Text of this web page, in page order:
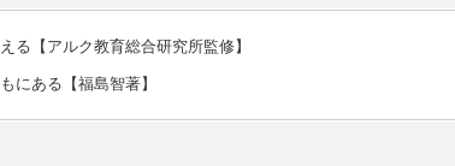
る【アルク教育総合研究所監修】
にある【福島智著】